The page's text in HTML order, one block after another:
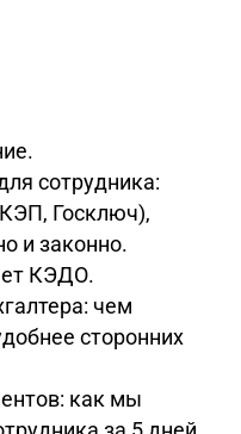
сотрудника:
Госключ),
и законно.
КЭДО.
чем
сторонних
как мы